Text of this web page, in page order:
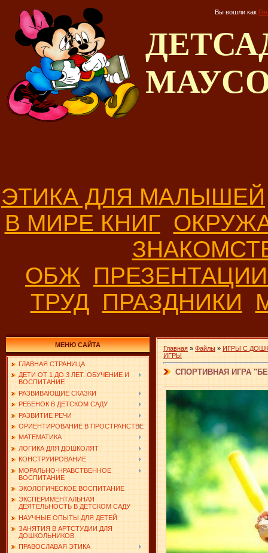
Вы вошли как
ЭТИКА ДЛЯ МАЛЫШЕЙ
В МИРЕ КНИГ
ОБЖ
ТРУД ПРАЗДНИКИ
МЕНЮ САЙТА
ГЛАВНАЯ СТРАНИЦА
ДЕТИ ОТ 1 ДО 3 ЛЕТ. ОБУЧЕНИЕ И
ВОСПИТАНИЕ
РАЗВИВАЮЩИЕ СКАЗКИ
РЕБЕНОК В ДЕТСКОМ САДУ
РАЗВИТИЕ РЕЧИ
ОРИЕНТИРОВАНИЕ В ПРОСТРАНСТВЕ
МАТЕМАТИКА
ЛОГИКА ДЛЯ ДОШКОЛЯТ
КОНСТРУИРОВАНИЕ
МОРАЛЬНО-НРАВСТВЕННОЕ
ВОСПИТАНИЕ
ЭКОЛОГИЧЕСКОЕ ВОСПИТАНИЕ
ЭКСПЕРИМЕНТАЛЬНАЯ
ДЕЯТЕЛЬНОСТЬ В ДЕТСКОМ САДУ
НАУЧНЫЕ ОПЫТЫ ДЛЯ ДЕТЕЙ
ЗАНЯТИЯ В АРТСТУДИИ ДЛЯ
ДОШКОЛЬНИКОВ
ПРАВОСЛАВАЯ ЭТИКА
Главная » Файлы » ИГРЫ С
ИГРЫ
СПОРТИВНАЯ ИГРА